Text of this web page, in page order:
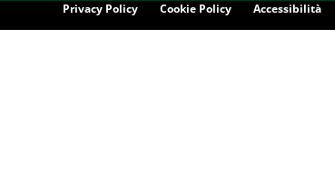
Privacy Policy Cookie Policy Accessibilità